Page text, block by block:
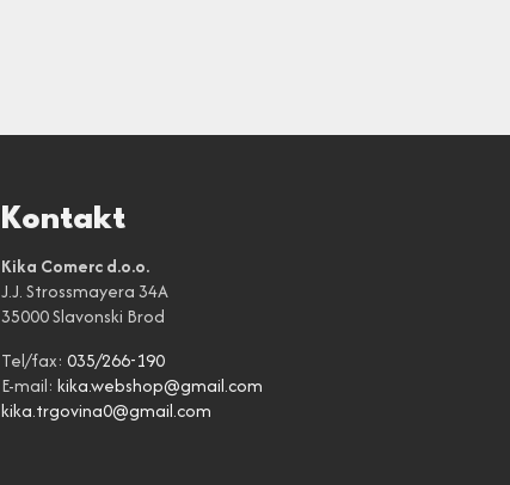
Kontakt
Kika Comerc d.o.o.
J.J. Strossmayera 34A
35000 Slavonski Brod
Tel/fax: 035/266-190
E-mail: kika.webshop@gmail.com
kika.trgovina0@gmail.com